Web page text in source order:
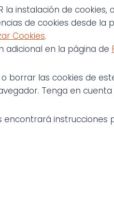
la instalación de
de cookies desde la
Cookies.
adicional en la página de
borrar las cookies de
Tenga en
encontrará